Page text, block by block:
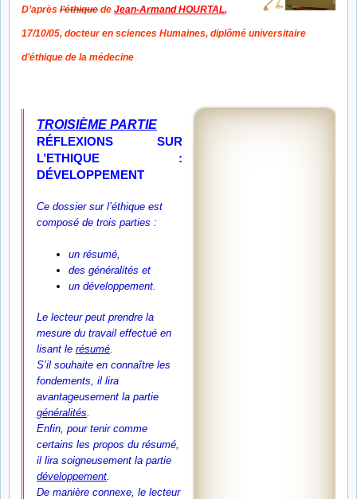
D’après l’éthique de Jean-Armand HOURTAL,
17/10/05, docteur en sciences Humaines, diplômé universitaire
d’éthique de la médecine
TROISIÈME PARTIE
RÉFLEXIONS SUR
L’ETHIQUE :
DÉVELOPPEMENT
Ce dossier sur l’éthique est
composé de trois parties :
un résumé,
des généralités et
un développement.
Le lecteur peut prendre la
mesure du travail effectué en
lisant le résumé.
S’il souhaite en connaître les
fondements, il lira
avantageusement la partie
généralités.
Enfin, pour tenir comme
certains les propos du résumé,
il lira soigneusement la partie
développement.
De manière connexe, le lecteur